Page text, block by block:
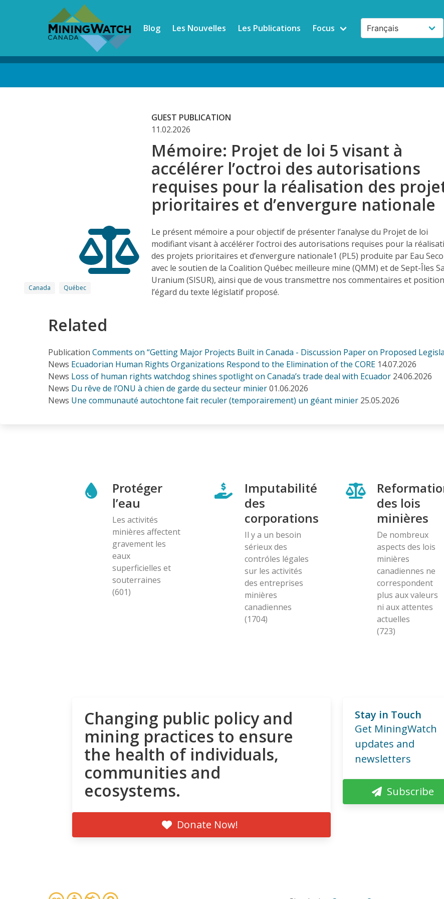
Blog Les Nouvelles Les Publications Focus
GUEST PUBLICATION
11.02.2026
Mémoire: Projet de loi 5 visant à
accélérer l’octroi des autorisations
requises pour la réalisation des
prioritaires et d’envergure nationale
Canada Québec
Le présent mémoire a pour objectif de présenter l’analyse du Projet de loi
modifiant visant à accélérer l’octroi des autorisations requises pour la
des projets prioritaires et d’envergure nationale1 (PL5) produite par Eau
avec le soutien de la Coalition Québec meilleure mine (QMM) et de Sept-Îles
Uranium (SISUR), ainsi que de vous transmettre nos commentaires et
l’égard du texte législatif proposé.
Related
Publication Comments on “Getting Major Projects Built in Canada - Discussion Paper on Proposed
News Ecuadorian Human Rights Organizations Respond to the Elimination of the CORE 14.07.2026
News Loss of human rights watchdog shines spotlight on Canada’s trade deal with Ecuador 24.06.2026
News Du rêve de l’ONU à chien de garde du secteur minier01.06.2026
News Une communauté autochtone fait reculer (temporairement) un géant minier 25.05.2026
Protéger
l’eau
Les activités
minières affectent
gravement les
eaux
superficielles et
souterraines
(601)
Imputabilité
des
corporations
Il y a un besoin
sérieux des
contróles légales
sur les activités
des entreprises
minières
canadiennes
(1704)
des lois
minières
De nombreux
aspects des lois
minières
canadiennes ne
correspondent
plus aux valeurs
ni aux attentes
actuelles
(723)
Changing public policy and
mining practices to ensure
the health of individuals,
communities and
ecosystems.
Donate Now!
Stay in Touch
Get MiningWatch
updates and
newsletters
Subscribe